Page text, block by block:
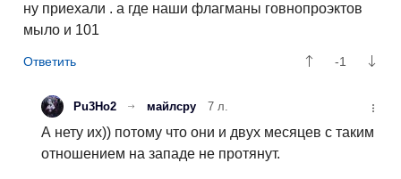
ну приехали . а где наши флагманы говнопроэктов
мыло и 101
-1
Pu3Ho2 майлсру 7 л.
А нету их)) потому что они и двух месяцев с таким
отношением на западе не протянут.